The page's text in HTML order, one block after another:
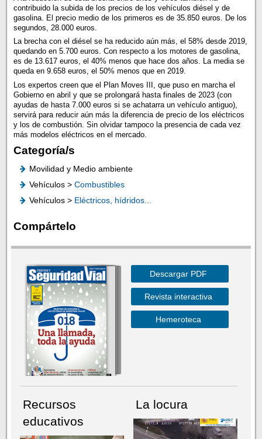
contribuido la subida de los precios de los vehículos diésel y de
gasolina. El precio medio de los primeros es de 35.850 euros. De los
segundos, 28.000 euros.
La brecha con el diésel se ha reducido aún más, el 58% desde 2019,
quedando en 5.700 euros. Con respecto a los motores de gasolina,
es de 13.617 euros, el 40% menos que hace dos años. La media se
queda en 9.658 euros, el 50% menos que en 2019.
Los expertos creen que el Plan Moves III, que puso en marcha el
Gobierno en abril y que se prolongará hasta finales de 2023 (con
ayudas de hasta 7.000 euros si se achatarra un vehículo antiguo),
servirá para reducir aún más la diferencia de precio de los eléctricos
y los de combustión. Sin olvidar tampoco la presencia de cada vez
más modelos eléctricos en el mercado.
Categoría/s
Movilidad y Medio ambiente
Vehículos > Combustibles
Vehículos > Eléctricos, hídridos...
Compártelo
Descargar PDF
Revista interactiva
Hemeroteca
Recursos
educativos
La locura